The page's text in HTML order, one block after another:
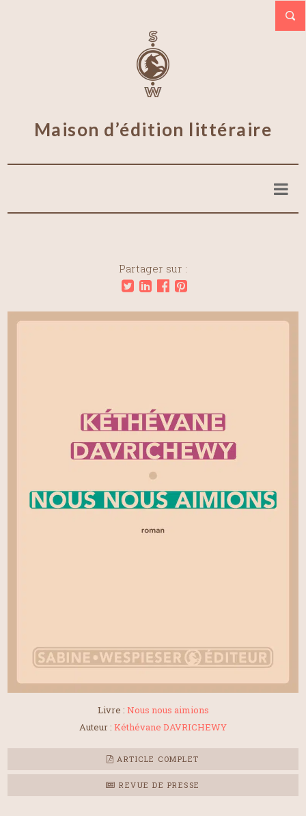
Maison d’édition littéraire
Partager sur :
Livre : Nous nous aimions
Auteur : Kéthévane DAVRICHEWY
ARTICLE COMPLET
REVUE DE PRESSE